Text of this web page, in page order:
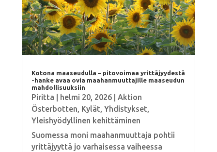
Kotona maaseudulla – pitovoimaa yrittäjyydestä
-hanke avaa ovia maahanmuuttajille maaseudun
mahdollisuuksiin
Piritta helmi 20, 2026| Aktion
Österbotten, Kylät, Yhdistykset,
Yleishyödyllinen kehittäminen
Suomessa moni maahanmuuttaja pohtii
yrittäjyyttä jo varhaisessa vaiheessa